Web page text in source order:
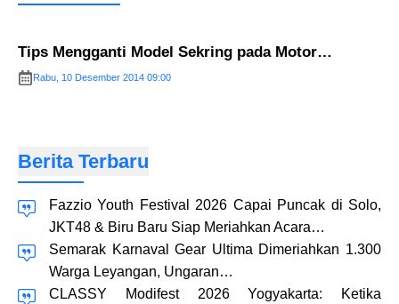
Tips Mengganti Model Sekring pada Motor…
Rabu, 10 Desember 2014 09:00
Berita Terbaru
Fazzio Youth Festival 2026 Capai Puncak di Solo,
JKT48 & Biru Baru Siap Meriahkan Acara…
Semarak Karnaval Gear Ultima Dimeriahkan 1.300
Warga Leyangan, Ungaran…
CLASSY Modifest 2026 Yogyakarta: Ketika